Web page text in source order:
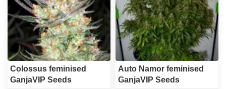
Colossus feminised
GanjaVIP Seeds
Auto Namor feminised
GanjaVIP Seeds